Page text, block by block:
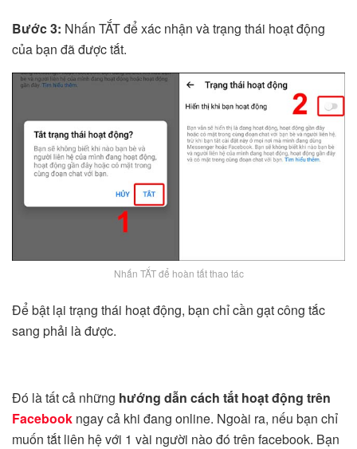
Bước 3: Nhấn TẮT để xác nhận và trạng thái hoạt động
của bạn đã được tắt.
Nhấn TẮT để hoàn tất thao tác
Để bật lại trạng thái hoạt động, bạn chỉ cần gạt công tắc
sang phải là được.
Đó là tất cả những hướng dẫn cách tắt hoạt động trên
Facebook ngay cả khi đang online. Ngoài ra, nếu bạn chỉ
muốn tắt liên hệ với 1 vài người nào đó trên facebook. Bạn